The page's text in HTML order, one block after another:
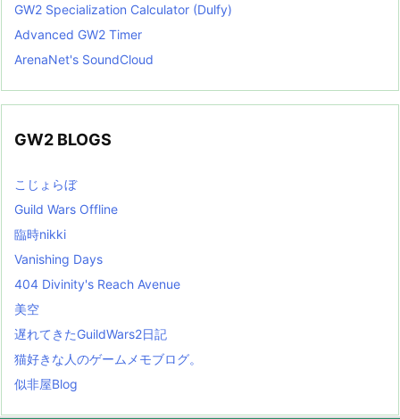
GW2 Specialization Calculator (Dulfy)
Advanced GW2 Timer
ArenaNet's SoundCloud
GW2 BLOGS
こじょらぼ
Guild Wars Offline
臨時nikki
Vanishing Days
404 Divinity's Reach Avenue
美空
遅れてきたGuildWars2日記
猫好きな人のゲームメモブログ。
似非屋Blog